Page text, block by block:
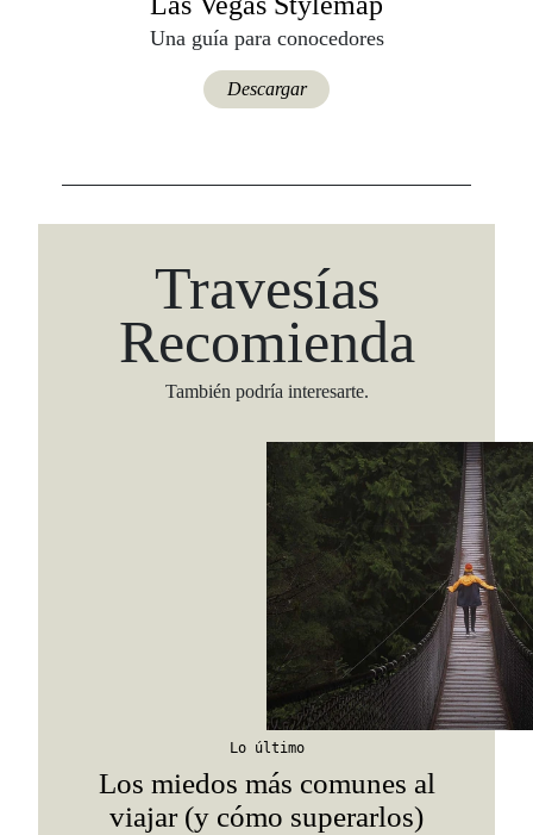
Una guía para conocedores
Descargar
Travesías
Recomienda
También podría interesarte.
Lo último
Los miedos más comunes al
viajar (y cómo superarlos)
Viaja con Travesías, recibe cada semana
itinerarios, tips de insider y las guías más